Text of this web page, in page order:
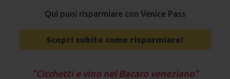
Qui puoi risparmiare con Venice Pass
Scopri subito come risparmiare!
Cicchetti e vino nel Bacaro veneziano